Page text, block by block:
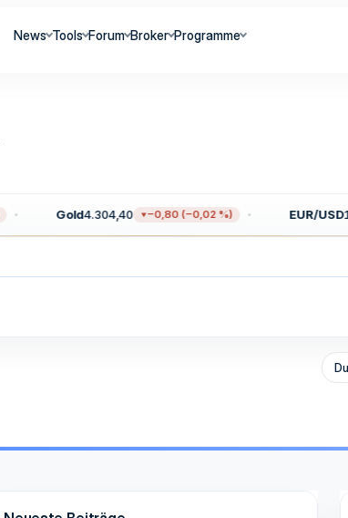
News Tools Forum Broker Programme
Gold4.304,40 −0,80 (−0,02 %) EUR/USD